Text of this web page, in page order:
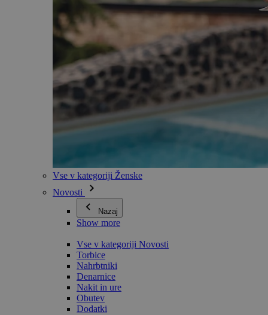
Vse v kategoriji Ženske
Novosti
Nazaj
Show more
Vse v kategoriji Novosti
Torbice
Nahrbtniki
Denarnice
Nakit in ure
Obutev
Dodatki